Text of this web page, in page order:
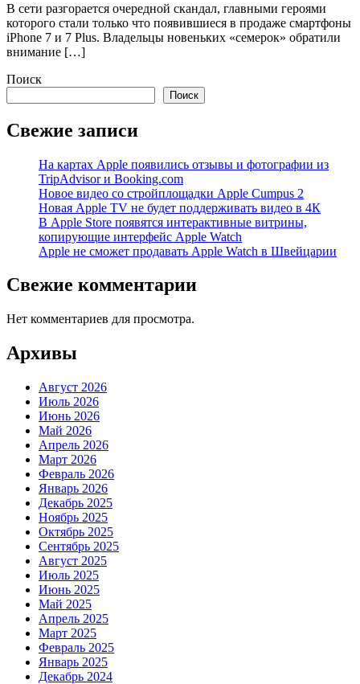
В сети разгорается очередной скандал, главными героями
которого стали только что появившиеся в продаже смартфоны
iPhone 7 и 7 Plus. Владельцы новеньких «семерок» обратили
внимание […]
Поиск
Поиск
Свежие записи
На картах Apple появились отзывы и фотографии из
TripAdvisor и Booking.com
Новое видео со стройплощадки Apple Cumpus 2
Новая Apple TV не будет поддерживать видео в 4К
В Apple Store появятся интерактивные витрины,
копирующие интерфейс Apple Watch
Apple не сможет продавать Apple Watch в Швейцарии
Свежие комментарии
Нет комментариев для просмотра.
Архивы
Август 2026
Июль 2026
Июнь 2026
Май 2026
Апрель 2026
Март 2026
Февраль 2026
Январь 2026
Декабрь 2025
Ноябрь 2025
Октябрь 2025
Сентябрь 2025
Август 2025
Июль 2025
Июнь 2025
Май 2025
Апрель 2025
Март 2025
Февраль 2025
Январь 2025
Декабрь 2024